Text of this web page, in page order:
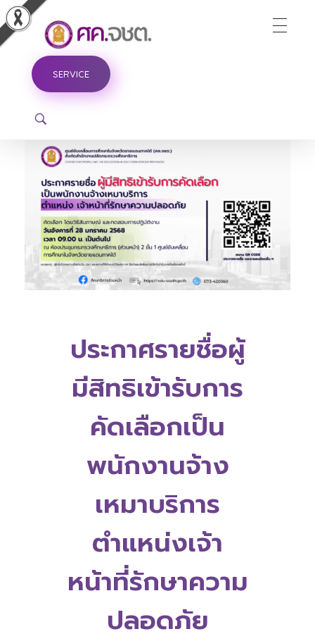
ศูนย์ขับเคลื่อนการศึกษาในจังหวัดชายแดนภาคใต้
SERVICE
ประกาศรายชื่อผู้
มีสิทธิเข้ารับการ
คัดเลือกเป็น
พนักงานจ้าง
เหมาบริการ
ตำแหน่งเจ้า
หน้าที่รักษาความ
ปลอดภัย